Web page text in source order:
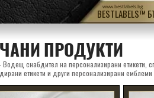
BESTLABELS™
www.bestlabels.bg
ПРОДУКТИ
снабдител на персонализирани етикети,
етикети и други персонализирани